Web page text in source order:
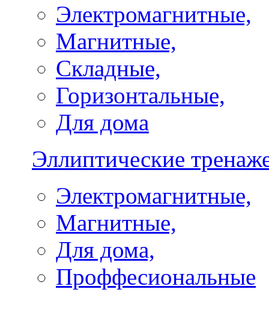
Электромагнитные,
Магнитные,
Складные,
Горизонтальные,
Для дома
Эллиптические
Электромагнитные,
Магнитные,
Для дома,
Проффесиональные